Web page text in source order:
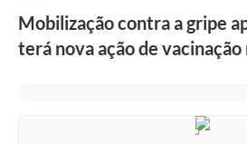
Mobilização contra a gripe
terá nova ação de vacinação